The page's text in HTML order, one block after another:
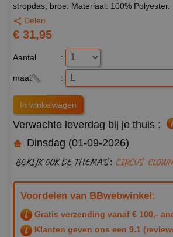
stropdas, broe. Materiaal: 100% Polyester.
Delen
€ 31,95
Aantal :
maat :
Verwachte leverdag bij je thuis :
Dinsdag (01-09-2026)
BEKIJK OOK DE THEMA'S : CIRCUS CLOWN
Voordelen van BBwebwinkel:
Gratis verzending vanaf € 100,-
Klanten geven ons een 9.1